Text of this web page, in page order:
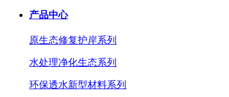
产品中心
原生态修复护岸系列
水处理净化生态系列
环保透水新型材料系列